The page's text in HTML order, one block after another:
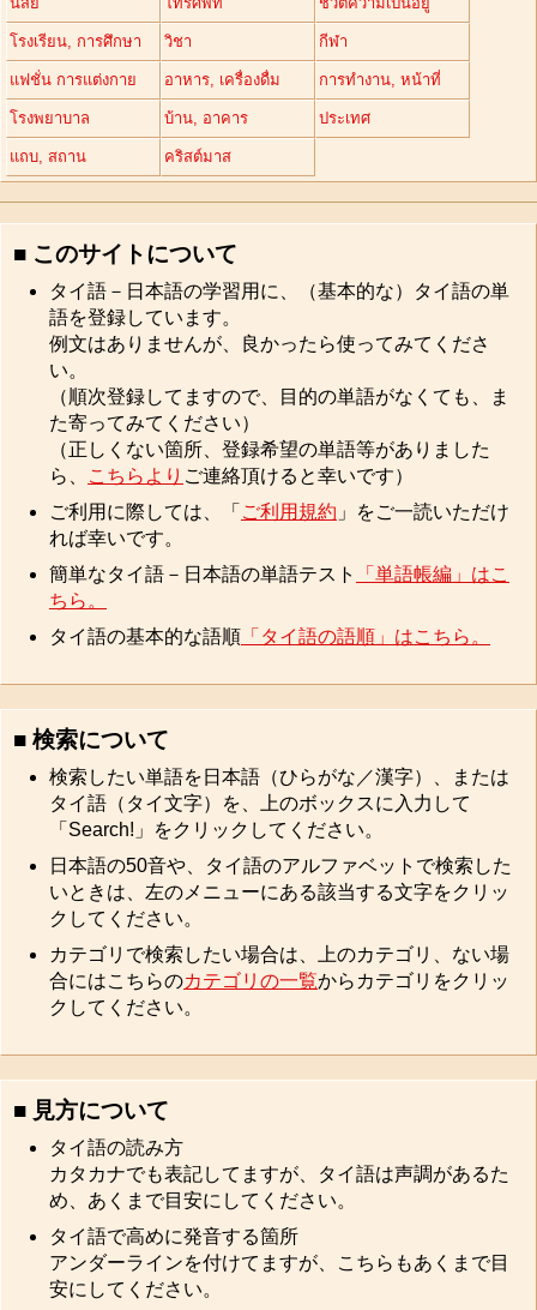
โรงเรียน, การศึกษา วิชา กีฬา
แฟชั่น การแต่งกาย อาหาร, เครื่องดื่ม การทำงาน, หน้าที่
โรงพยาบาล บ้าน, อาคาร ประเทศ
แถบ, สถาน คริสต์มาส
■ このサイトについて
タイ語－日本語の学習用に、（基本的な）タイ語の単
語を登録しています。
例文はありませんが、良かったら使ってみてくださ
い。
（順次登録してますので、目的の単語がなくても、ま
た寄ってみてください）
（正しくない箇所、登録希望の単語等がありました
ら、
こちらより ご連絡頂けると幸いです）
ご利用に際しては、「 ご利用規約 」をご一読いただけ
れば幸いです。
簡単なタイ語－日本語の単語テスト
「単語帳編」はこ
ちら。
タイ語の基本的な語順 「タイ語の語順」はこちら。
■ 検索について
検索したい単語を日本語（ひらがな／漢字）、または
タイ語（タイ文字）を、上のボックスに入力して
「Search!」をクリックしてください。
日本語の50音や、タイ語のアルファベットで検索した
いときは、左のメニューにある該当する文字をクリッ
クしてください。
カテゴリで検索したい場合は、上のカテゴリ、ない場
合にはこちらのカテゴリの一覧からカテゴリをクリッ
クしてください。
■ 見方について
タイ語の読み方
カタカナでも表記してますが、タイ語は声調があるた
め、あくまで目安にしてください。
タイ語で高めに発音する箇所
アンダーラインを付けてますが、こちらもあくまで目
安にしてください。